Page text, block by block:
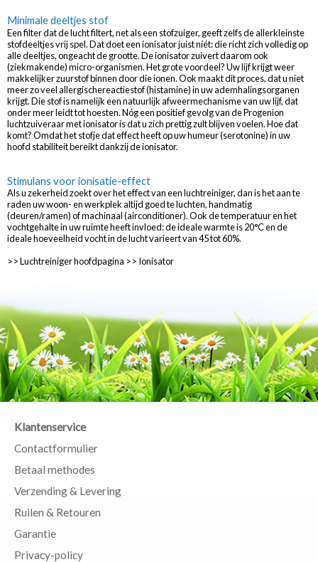
Minimale deeltjes stof
Een filter dat de lucht filtert, net als een stofzuiger, geeft zelfs de allerkleinste
stofdeeltjes vrij spel. Dat doet een ionisator juist níét: die richt zich volledig op
alle deeltjes, ongeacht de grootte. De ionisator zuivert daarom ook
(ziekmakende) micro-organismen. Het grote voordeel? Uw lijf krijgt weer
makkelijker zuurstof binnen door die ionen. Ook maakt dit proces, dat u niet
meer zo veel allergischereactiestof (histamine) in uw ademhalingsorganen
krijgt. Die stof is namelijk een natuurlijk afweermechanisme van uw lijf, dat
onder meer leidt tot hoesten. Nóg een positief gevolg van de Progenion
luchtzuiveraar met ionisator is dat u zich prettig zult blijven voelen. Hoe dat
komt? Omdat het stofje dat effect heeft op uw humeur (serotonine) in uw
hoofd stabiliteit bereikt dankzij de ionisator.
Stimulans voor ionisatie-effect
Als u zekerheid zoekt over het effect van een luchtreiniger, dan is het aan te
raden uw woon- en werkplek altijd goed te luchten, handmatig
(deuren/ramen) of machinaal (airconditioner). Ook de temperatuur en het
vochtgehalte in uw ruimte heeft invloed: de ideale warmte is 20°C en de
ideale hoeveelheid vocht in de lucht varieert van 45 tot 60%.
>> Luchtreiniger hoofdpagina >> Ionisator
Klantenservice
Contactformulier
Betaal methodes
Verzending & Levering
Ruilen & Retouren
Garantie
Privacy-policy